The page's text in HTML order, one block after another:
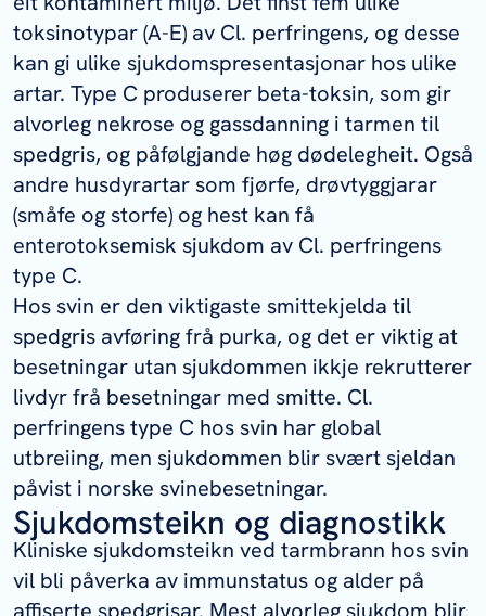
toksinotypar (A-E) av Cl. perfringens, og desse
kan gi ulike sjukdomspresentasjonar hos ulike
artar. Type C produserer beta-toksin, som gir
alvorleg nekrose og gassdanning i tarmen til
spedgris, og påfølgjande høg dødelegheit. Også
andre husdyrartar som fjørfe, drøvtyggjarar
(småfe og storfe) og hest kan få
enterotoksemisk sjukdom av Cl. perfringens
type C.
Hos svin er den viktigaste smittekjelda til
spedgris avføring frå purka, og det er viktig at
besetningar utan sjukdommen ikkje rekrutterer
livdyr frå besetningar med smitte. Cl.
perfringenstype C hos svin har global
utbreiing, men sjukdommen blir svært sjeldan
påvist i norske svinebesetningar.
Sjukdomsteikn og diagnostikk
Kliniske sjukdomsteikn ved tarmbrann hos svin
vil bli påverka av immunstatus og alder på
affiserte spedgrisar. Mest alvorleg sjukdom blir